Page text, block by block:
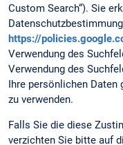
Custom Search“). Sie
https://
Verwendung des
Verwendung des
Ihre persönlichen Daten
zu verwenden.
Falls Sie die diese
verzichten Sie bitte auf